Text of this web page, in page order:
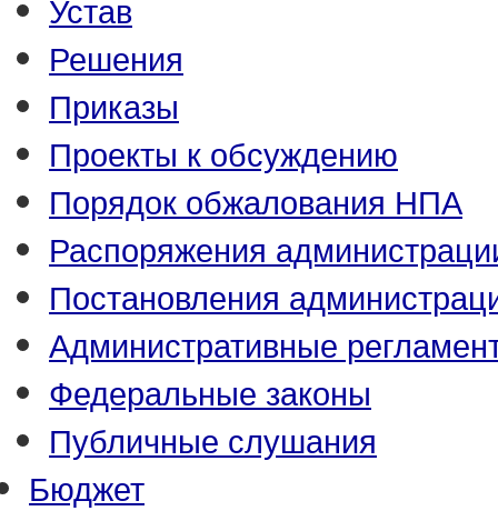
Устав
Решения
Приказы
Проекты к обсуждению
Порядок обжалования НПА
Распоряжения
Постановления
Административные
Федеральные законы
Публичные слушания
Бюджет